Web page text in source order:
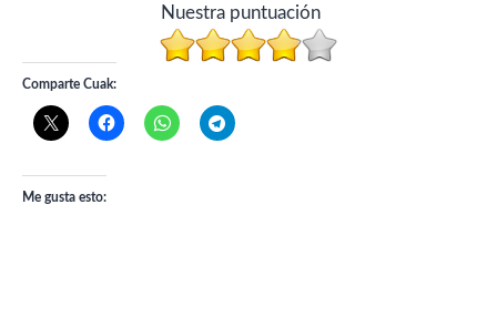
Nuestra puntuación
Comparte Cuak:
Me gusta esto: